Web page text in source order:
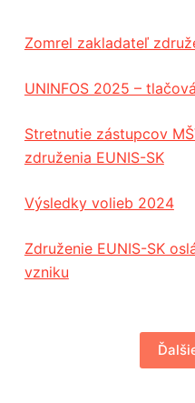
Zomrel zakladateľ
UNINFOS 2025 –
Stretnutie zástupcov
združenia EUNIS-SK
Výsledky volieb 2024
Združenie EUNIS-SK
vzniku